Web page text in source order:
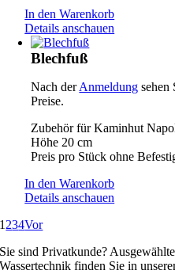
In den Warenkorb
Details anschauen
Blechfuß
Nach derAnmeldung sehen
Preise.
Zubehör für Kaminhut
Höhe 20 cm
Preis pro Stück ohne
In den Warenkorb
Details anschauen
1 234Vor
Sie sind Privatkunde?
Wassertechnik finden Sie in